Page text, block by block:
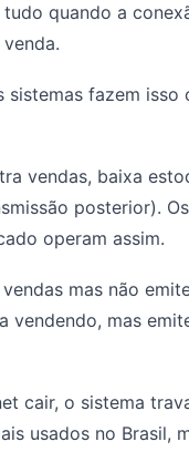
quando a
sistemas fazem isso
vendas, baixa
posterior). Os
operam assim.
mas não
vendendo, mas
cair, o sistema
usados no Brasil,